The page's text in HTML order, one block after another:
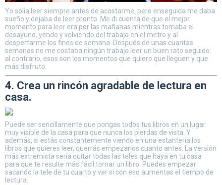
Yo solía leer siempre antes de acostarme, pero enseguida me daba
sueño y dejaba de leer pronto. Me di cuenta de que el mejor
momento para leer era por las mañanas mientras tomaba el
desayuno, yendo y volviendo del trabajo en el metro y al
despertarme los fines de semana. Después de unas cuantas
semanas no me costaba ningún trabajo leer un buen rato seguido:
al contrario, esos son los momentos que quiero que lleguen y que
más disfruto.
4. Crea un rincón agradable de lectura en
casa.
Puede ser sencillamente que pongas todos tus libros en un lugar
muy visible de la casa para que nunca los pierdas de vista. Y
además, si estás constantemente viendo en una estantería los
libros que quieres leer, querrás empezarlos cuanto antes. La versión
más extremista sería quitar todas las teles que haya en tu casa
para que te resulte más fácil tomar un libro. Puedes empezar
sacando la tele de tu cuarto y ver si con eso aumentas el tiempo de
lectura.